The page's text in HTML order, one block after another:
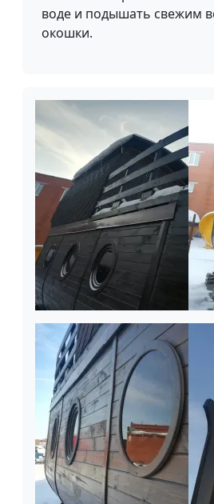
воде и подышать свежим
окошки.